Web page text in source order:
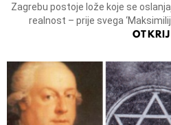
Zagrebu postoje lože koje se
realnost – prije svega